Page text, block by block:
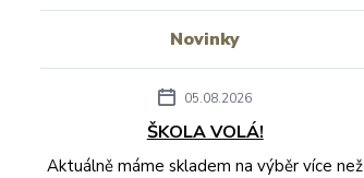
Novinky
05.08.2026
ŠKOLA VOLÁ!
Aktuálně máme skladem na výběr více než